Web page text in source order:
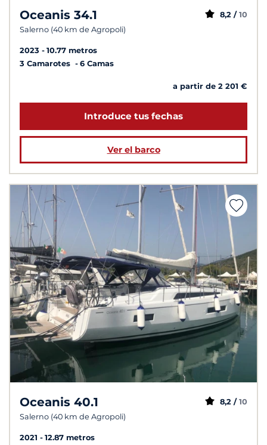
Oceanis 34.1
Salerno (40 km de Agropoli)
8,2 / 10
2023
10.77 metros
3 Camarotes
6 Camas
a partir de 2 201 €
Introduce tus fechas
Ver el barco
Oceanis 40.1
Salerno (40 km de Agropoli)
8,2 / 10
2021
12.87 metros